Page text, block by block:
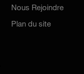
Nous Rejoindre
Plan du site